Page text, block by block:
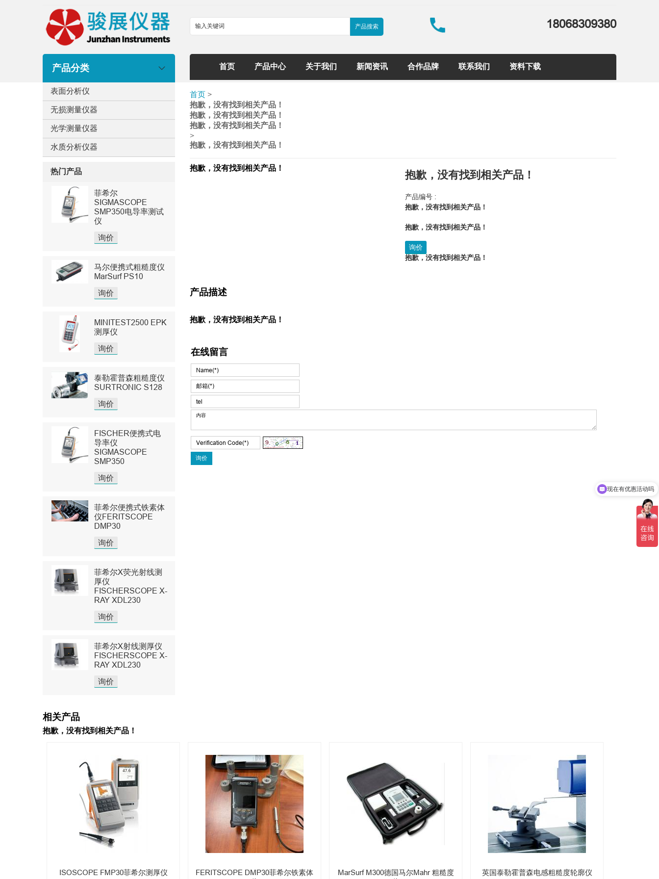
18068309380
产品分类 首页 产品中心 关于我们 新闻资讯 合作品牌 联系我们 资料下载
表面分析仪
无损测量仪器
光学测量仪器
水质分析仪器
热门产品
菲希尔
SIGMASCOPE
SMP350电导率测试
仪
询价
马尔便携式粗糙度仪
MarSurf PS10
询价
MINITEST2500 EPK
测厚仪
询价
泰勒霍普森粗糙度仪
SURTRONIC S128
询价
FISCHER便携式电
导率仪
SIGMASCOPE
SMP350
询价
菲希尔便携式铁素体
仪FERITSCOPE
DMP30
询价
菲希尔X荧光射线测
厚仪
FISCHERSCOPE X-
RAY XDL230
询价
菲希尔X射线测厚仪
FISCHERSCOPE X-
RAY XDL230
询价
首页 >
抱歉，没有找到相关产品！
抱歉，没有找到相关产品！
抱歉，没有找到相关产品！
>
抱歉，没有找到相关产品！
抱歉，没有找到相关产品！
抱歉，没有找到相关产品！
产品编号 :
抱歉，没有找到相关产品！
抱歉，没有找到相关产品！
询价
抱歉，没有找到相关产品！
产品描述
抱歉，没有找到相关产品！
在线留言
相关产品
抱歉，没有找到相关产品！
ISOSCOPE FMP30菲希尔测厚仪
FERITSCOPE DMP30菲希尔铁素体
MarSurf M300德国马尔Mahr 粗糙度
英国泰勒霍普森电感粗糙度轮廓仪
现在有优惠活动吗